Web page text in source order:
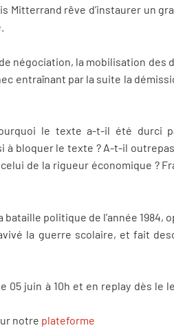
Mitterrand rêve d’instaurer un
négociation, la mobilisation des
entraînant par la suite la
le texte a-t-il été durci
à bloquer le texte ? A-t-il
de la rigueur économique ?
politique de l’année 1984,
la guerre scolaire, et fait
05 juin à 10h et en replay dès le
notre plateforme